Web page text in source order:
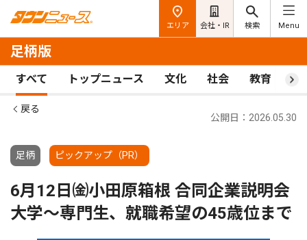
エリア 会社・IR 検索 Menu
足柄版
すべて トップニュース 文化 社会 教育 ス
戻る
足柄 ピックアップ（PR）
公開日：2026.05.30
6月12日㈮小田原箱根 合同企業説明会
大学～専門生、就職希望の45歳位まで